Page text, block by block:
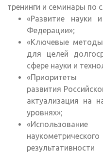
тренинги и семинары
«Развитие науки
Федерации»;
«Ключевые
для целей
сфере науки и
«Приоритеты
развития
актуализация на
уровнях»;